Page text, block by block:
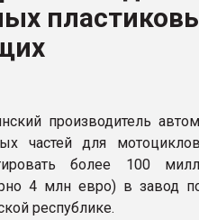
производитель
частей для
более 100
4 млн евро) в завод
республике.